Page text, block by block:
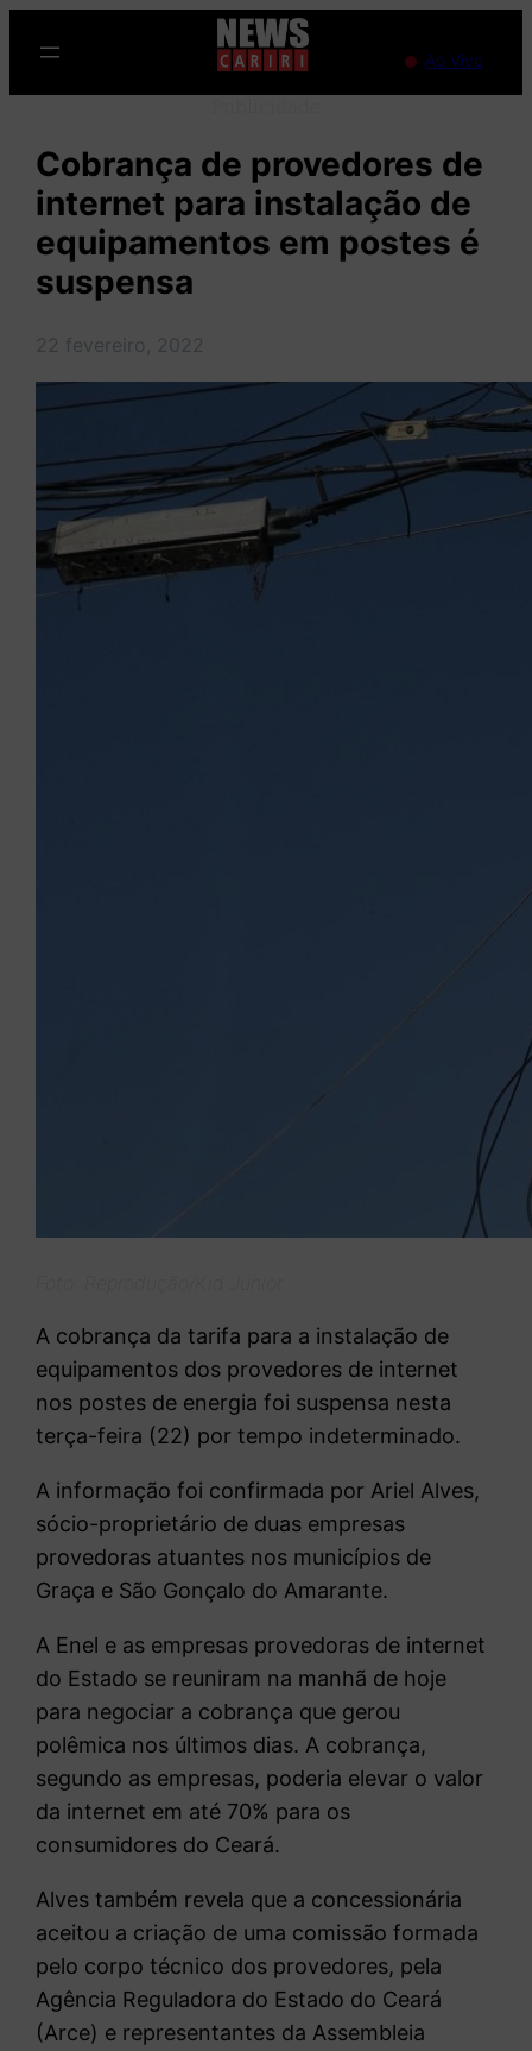
para
o
Ao Vivo
Cobrança de provedores de
internet para instalação de
equipamentos em postes é
suspensa
22 fevereiro, 2022
A cobrança da tarifa para a instalação de
equipamentos dos provedores de internet
nos postes de energia foi suspensa nesta
terça-feira (22) por tempo indeterminado.
A informação foi confirmada por Ariel Alves,
sócio-proprietário de duas empresas
provedoras atuantes nos municípios de
Graça e São Gonçalo do Amarante.
A Enel e as empresas provedoras de internet
do Estado se reuniram na manhã de hoje
para negociar a cobrança que gerou
polêmica nos últimos dias. A cobrança,
segundo as empresas, poderia elevar o valor
da internet em até 70% para os
consumidores do Ceará.
Alves também revela que a concessionária
aceitou a criação de uma comissão formada
pelo corpo técnico dos provedores, pela
Agência Reguladora do Estado do Ceará
(Arce) e representantes da Assembleia